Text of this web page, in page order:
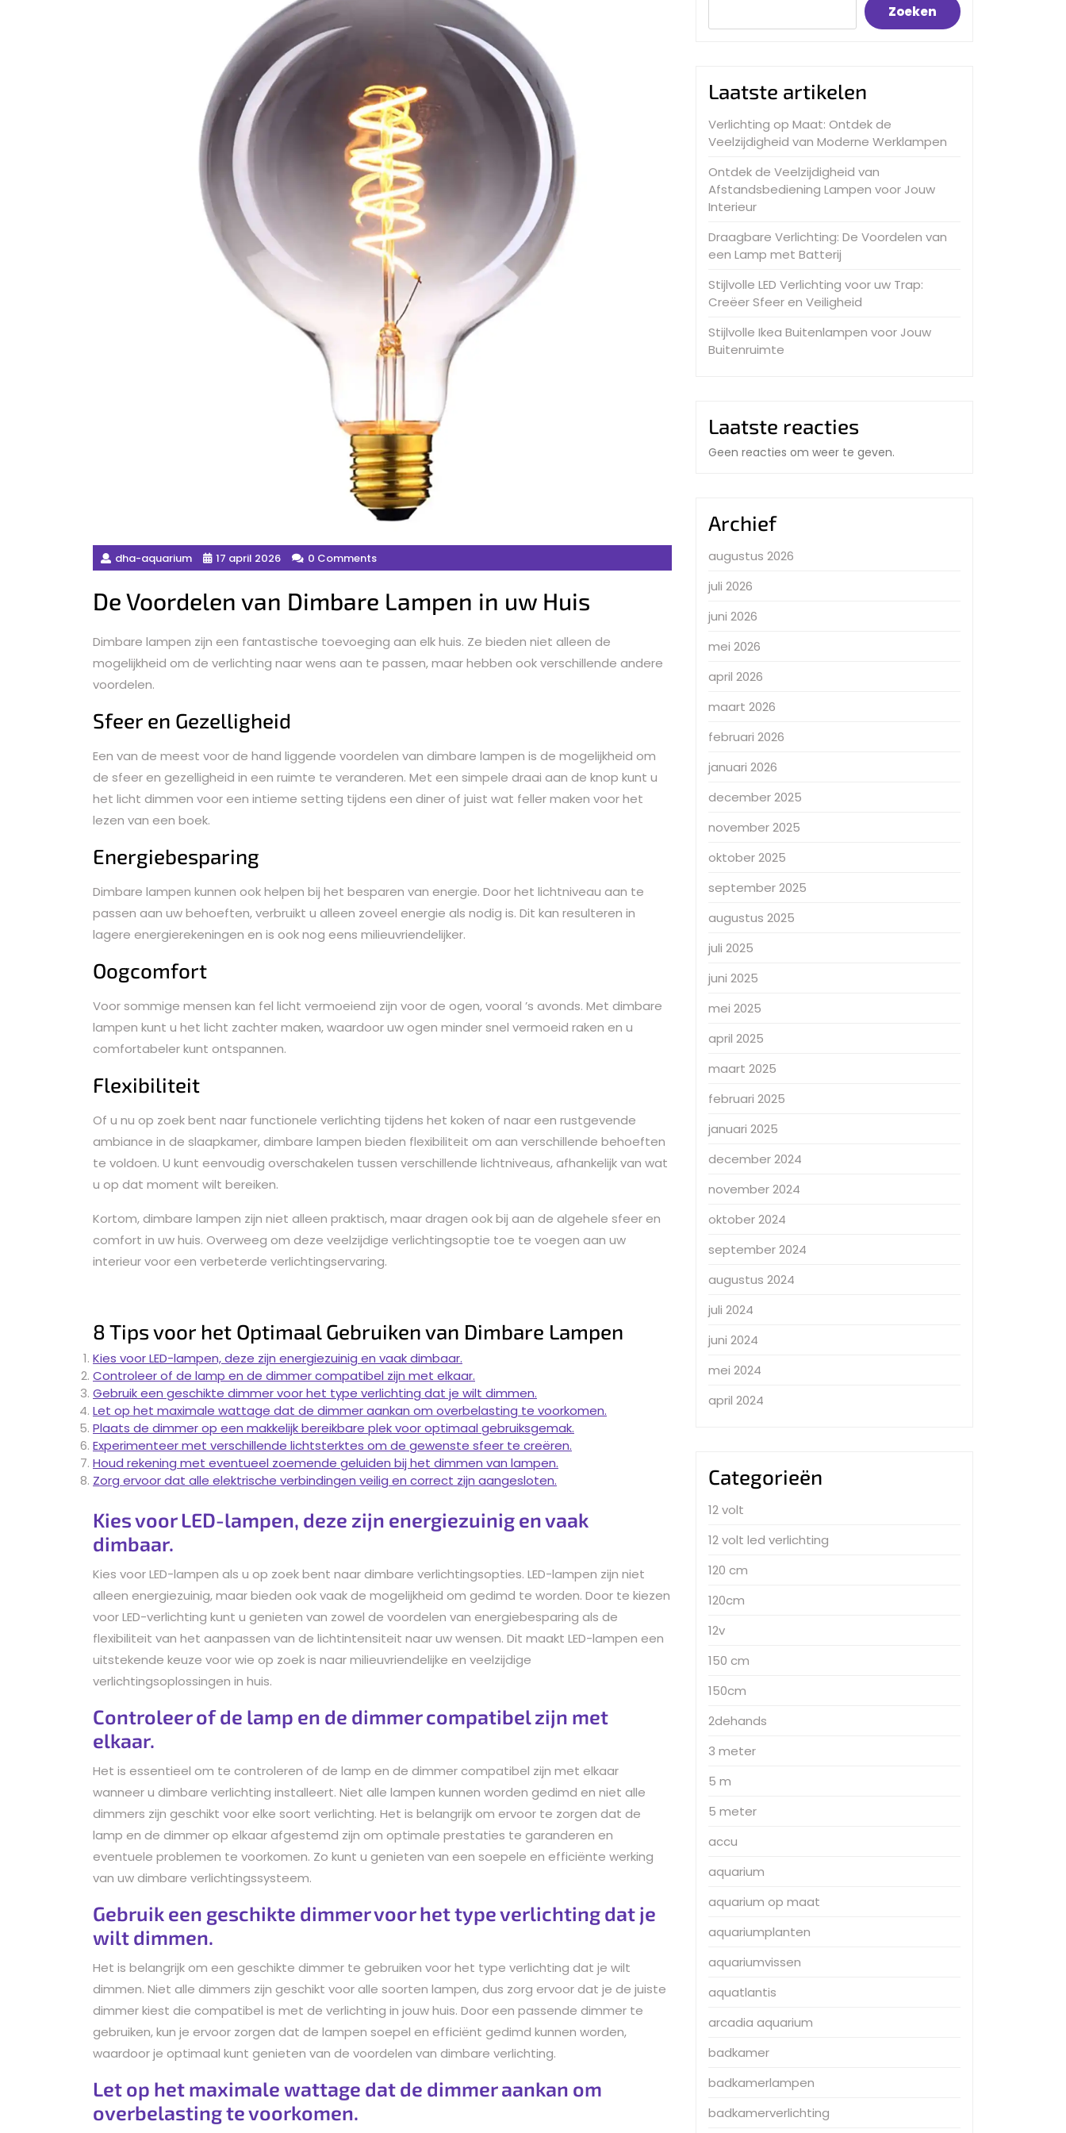
dha-aquarium 17 april 2026 0 Comments
De Voordelen van Dimbare Lampen in uw Huis
Dimbare lampen zijn een fantastische toevoeging aan elk huis. Ze bieden niet alleen de
mogelijkheid om de verlichting naar wens aan te passen, maar hebben ook verschillende andere
voordelen.
Sfeer en Gezelligheid
Een van de meest voor de hand liggende voordelen van dimbare lampen is de mogelijkheid om
de sfeer en gezelligheid in een ruimte te veranderen. Met een simpele draai aan de knop kunt u
het licht dimmen voor een intieme setting tijdens een diner of juist wat feller maken voor het
lezen van een boek.
Energiebesparing
Dimbare lampen kunnen ook helpen bij het besparen van energie. Door het lichtniveau aan te
passen aan uw behoeften, verbruikt u alleen zoveel energie als nodig is. Dit kan resulteren in
lagere energierekeningen en is ook nog eens milieuvriendelijker.
Oogcomfort
Voor sommige mensen kan fel licht vermoeiend zijn voor de ogen, vooral ’s avonds. Met dimbare
lampen kunt u het licht zachter maken, waardoor uw ogen minder snel vermoeid raken en u
comfortabeler kunt ontspannen.
Flexibiliteit
Of u nu op zoek bent naar functionele verlichting tijdens het koken of naar een rustgevende
ambiance in de slaapkamer, dimbare lampen bieden flexibiliteit om aan verschillende behoeften
te voldoen. U kunt eenvoudig overschakelen tussen verschillende lichtniveaus, afhankelijk van wat
u op dat moment wilt bereiken.
Kortom, dimbare lampen zijn niet alleen praktisch, maar dragen ook bij aan de algehele sfeer en
comfort in uw huis. Overweeg om deze veelzijdige verlichtingsoptie toe te voegen aan uw
interieur voor een verbeterde verlichtingservaring.
8 Tips voor het Optimaal Gebruiken van Dimbare Lampen
Kies voor LED-lampen, deze zijn energiezuinig en vaak dimbaar.
Controleer of de lamp en de dimmer compatibel zijn met elkaar.
Gebruik een geschikte dimmer voor het type verlichting dat je wilt dimmen.
Let op het maximale wattage dat de dimmer aankan om overbelasting te voorkomen.
Plaats de dimmer op een makkelijk bereikbare plek voor optimaal gebruiksgemak.
Experimenteer met verschillende lichtsterktes om de gewenste sfeer te creëren.
Houd rekening met eventueel zoemende geluiden bij het dimmen van lampen.
Zorg ervoor dat alle elektrische verbindingen veilig en correct zijn aangesloten.
Kies voor LED-lampen, deze zijn energiezuinig en vaak
dimbaar.
Kies voor LED-lampen als u op zoek bent naar dimbare verlichtingsopties. LED-lampen zijn niet
alleen energiezuinig, maar bieden ook vaak de mogelijkheid om gedimd te worden. Door te kiezen
voor LED-verlichting kunt u genieten van zowel de voordelen van energiebesparing als de
flexibiliteit van het aanpassen van de lichtintensiteit naar uw wensen. Dit maakt LED-lampen een
uitstekende keuze voor wie op zoek is naar milieuvriendelijke en veelzijdige
verlichtingsoplossingen in huis.
Controleer of de lamp en de dimmer compatibel zijn met
elkaar.
Het is essentieel om te controleren of de lamp en de dimmer compatibel zijn met elkaar
wanneer u dimbare verlichting installeert. Niet alle lampen kunnen worden gedimd en niet alle
dimmers zijn geschikt voor elke soort verlichting. Het is belangrijk om ervoor te zorgen dat de
lamp en de dimmer op elkaar afgestemd zijn om optimale prestaties te garanderen en
eventuele problemen te voorkomen. Zo kunt u genieten van een soepele en efficiënte werking
van uw dimbare verlichtingssysteem.
Gebruik een geschikte dimmer voor het type verlichting dat je
wilt dimmen.
Het is belangrijk om een geschikte dimmer te gebruiken voor het type verlichting dat je wilt
dimmen. Niet alle dimmers zijn geschikt voor alle soorten lampen, dus zorg ervoor dat je de juiste
dimmer kiest die compatibel is met de verlichting in jouw huis. Door een passende dimmer te
gebruiken, kun je ervoor zorgen dat de lampen soepel en efficiënt gedimd kunnen worden,
waardoor je optimaal kunt genieten van de voordelen van dimbare verlichting.
Let op het maximale wattage dat de dimmer aankan om
overbelasting te voorkomen.
Zoeken
Laatste artikelen
Verlichting op Maat: Ontdek de
Veelzijdigheid van Moderne Werklampen
Ontdek de Veelzijdigheid van
Afstandsbediening Lampen voor Jouw
Interieur
Draagbare Verlichting: De Voordelen van
een Lamp met Batterij
Stijlvolle LED Verlichting voor uw Trap:
Creëer Sfeer en Veiligheid
Stijlvolle Ikea Buitenlampen voor Jouw
Buitenruimte
Laatste reacties
Geen reacties om weer te geven.
Archief
augustus 2026
juli 2026
juni 2026
mei 2026
april 2026
maart 2026
februari 2026
januari 2026
december 2025
november 2025
oktober 2025
september 2025
augustus 2025
juli 2025
juni 2025
mei 2025
april 2025
maart 2025
februari 2025
januari 2025
december 2024
november 2024
oktober 2024
september 2024
augustus 2024
juli 2024
juni 2024
mei 2024
april 2024
Categorieën
12 volt
12 volt led verlichting
120 cm
120cm
12v
150 cm
150cm
2dehands
3 meter
5 m
5 meter
accu
aquarium
aquarium op maat
aquariumplanten
aquariumvissen
aquatlantis
arcadia aquarium
badkamer
badkamerlampen
badkamerverlichting